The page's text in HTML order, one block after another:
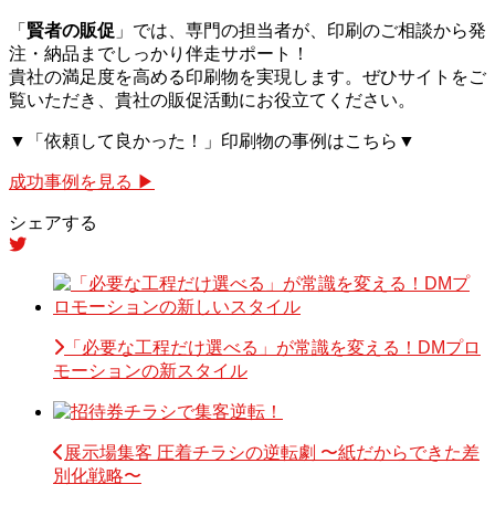
「 賢者の販促 」では、専門の担当者が、印刷のご相談から発
注・納品までしっかり伴走サポート！
貴社の満足度を高める印刷物を実現します。ぜひサイトをご
覧いただき、貴社の販促活動にお役立てください。
▼「依頼して良かった！」印刷物の事例はこちら▼
成功事例を見る ▶
シェアする
「必要な工程だけ選べる」が常識を変える！DMプロ
モーションの新スタイル
展示場集客 圧着チラシの逆転劇 〜紙だからできた差
別化戦略〜